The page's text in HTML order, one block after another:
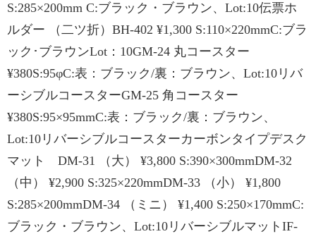
S:285×200mm C:ブラック・ブラウン、Lot:10伝票ホ
ルダー （二ツ折）BH-402 ¥1,300 S:110×220mmC:ブラ
ック･ブラウンLot：10GM-24 丸コースター
¥380S:95φC:表：ブラック/裏：ブラウン、Lot:10リバ
ーシブルコースターGM-25 角コースター
¥380S:95×95mmC:表：ブラック/裏：ブラウン、
Lot:10リバーシブルコースターカーボンタイプデスク
マット DM-31 （大） ¥3,800 S:390×300mmDM-32
（中） ¥2,900 S:325×220mmDM-33 （小） ¥1,800
S:285×200mmDM-34 （ミニ） ¥1,400 S:250×170mmC:
ブラック・ブラウン、Lot:10リバーシブルマットIF-